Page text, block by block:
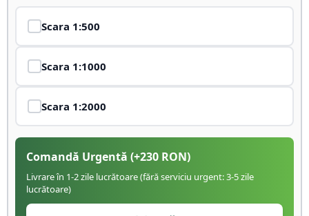
Scara 1:500
Scara 1:1000
Scara 1:2000
Comandă Urgentă (+230 RON)
Livrare în 1-2 zile lucrătoare (fără serviciu urgent: 3-5 zile
lucrătoare)